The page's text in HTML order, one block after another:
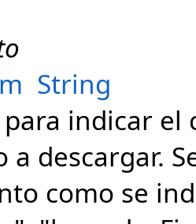
String
indicar
a descargar.
como se